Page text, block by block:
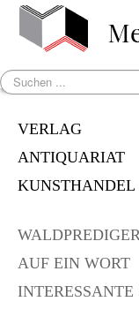
Suchen
...
VERLAG
ANTIQUARIAT
KUNSTHANDEL
AUF EIN WORT
INTERESSANTE